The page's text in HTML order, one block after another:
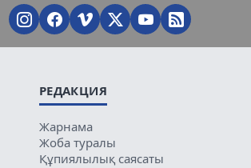
РЕДАКЦИЯ
Жарнама
Жоба туралы
Құпиялылық саясаты